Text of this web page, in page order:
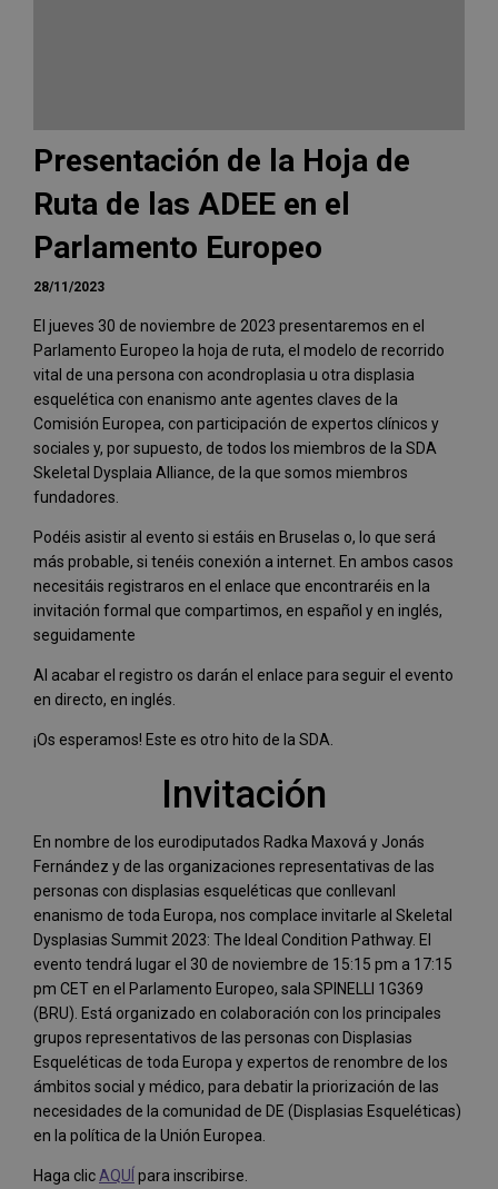
Presentación de la Hoja de
Ruta de las ADEE en el
Parlamento Europeo
28/11/2023
El jueves 30 de noviembre de 2023 presentaremos en el
Parlamento Europeo la hoja de ruta, el modelo de recorrido
vital de una persona con acondroplasia u otra displasia
esquelética con enanismo ante agentes claves de la
Comisión Europea, con participación de expertos clínicos y
sociales y, por supuesto, de todos los miembros de la SDA
Skeletal Dysplaia Alliance, de la que somos miembros
fundadores.
Podéis asistir al evento si estáis en Bruselas o, lo que será
más probable, si tenéis conexión a internet. En ambos casos
necesitáis registraros en el enlace que encontraréis en la
invitación formal que compartimos, en español y en inglés,
seguidamente
Al acabar el registro os darán el enlace para seguir el evento
en directo, en inglés.
¡Os esperamos! Este es otro hito de la SDA.
Invitación
En nombre de los eurodiputados Radka Maxová y Jonás
Fernández y de las organizaciones representativas de las
personas con displasias esqueléticas que conllevanl
enanismo de toda Europa, nos complace invitarle al Skeletal
Dysplasias Summit 2023: The Ideal Condition Pathway. El
evento tendrá lugar el 30 de noviembre de 15:15 pm a 17:15
pm CET en el Parlamento Europeo, sala SPINELLI 1G369
(BRU). Está organizado en colaboración con los principales
grupos representativos de las personas con Displasias
Esqueléticas de toda Europa y expertos de renombre de los
ámbitos social y médico, para debatir la priorización de las
necesidades de la comunidad de DE (Displasias Esqueléticas)
en la política de la Unión Europea.
Haga clic AQUÍ para inscribirse.